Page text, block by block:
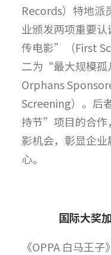
Records）特地派
业颁发两项重要
传电影”（First
二为“最大规模
Orphans
Screening）。后
持节”项目的合作
影机会，彰显企
心。
国际大奖
《OPPA 白马王